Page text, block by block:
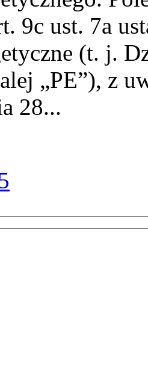
9c ust. 7a
(t. j.
„PE”), z
28...